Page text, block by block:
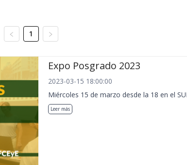
1
Expo Posgrado 2023
2023-03-15 18:00:00
Miércoles 15 de marzo desde la 18 en el
Leer más